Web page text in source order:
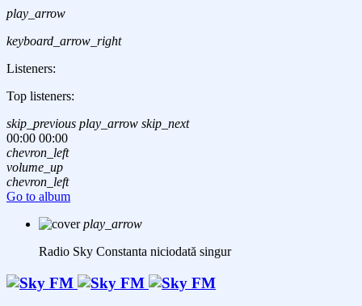
play_arrow
keyboard_arrow_right
Listeners:
Top listeners:
skip_previous play_arrow skip_next
00:00 00:00
chevron_left
volume_up
chevron_left
Go to album
play_arrow
Radio Sky Constanta niciodată singur